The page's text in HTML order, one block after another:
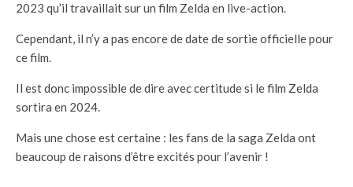
2023 qu’il travaillait sur un film Zelda en live-action.
Cependant, il n’y a pas encore de date de sortie officielle pour
ce film.
Il est donc impossible de dire avec certitude si le film Zelda
sortira en 2024.
Mais une chose est certaine : les fans de la saga Zelda ont
beaucoup de raisons d’être excités pour l’avenir !